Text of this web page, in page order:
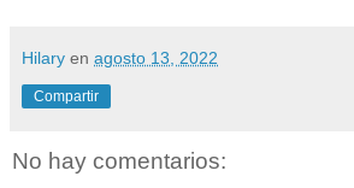
Hilary en agosto 13, 2022
Compartir
No hay comentarios: